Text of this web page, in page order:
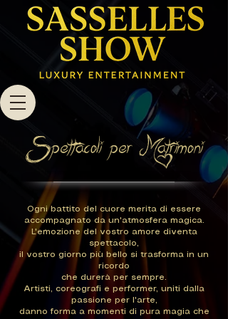
Spettacoli per Matrimoni
Ogni battito del cuore merita di essere
accompagnato da un'atmosfera magica.
L'emozione del vostro amore diventa
spettacolo,
il vostro giorno più bello si trasforma in un
ricordo
che durerà per sempre.
Artisti, coreografi e performer, uniti dalla
passione per l'arte,
danno forma a momenti di pura magia che